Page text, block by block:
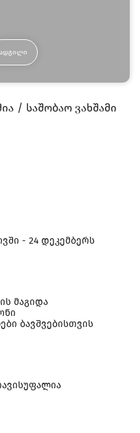
ᲐᲓᲒᲘᲚᲘ
საშობაო ვახშამი
- 24 დეკემბერს
მაგიდა
ბავშვებისთვის